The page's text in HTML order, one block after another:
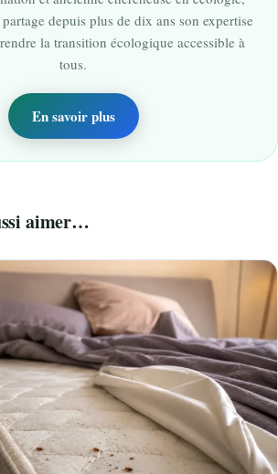
depuis plus de dix ans son expertise
la transition écologique accessible à
tous.
En savoir plus
aimer…